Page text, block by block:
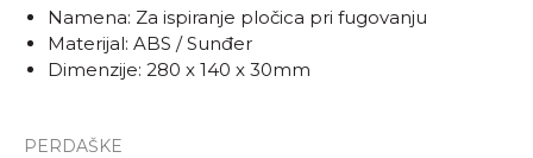
PERDAŠKE
Namena: Za ispiranje pločica pri fugovanju
Materijal: ABS / Sunđer
Dimenzije: 280 x 140 x 30mm